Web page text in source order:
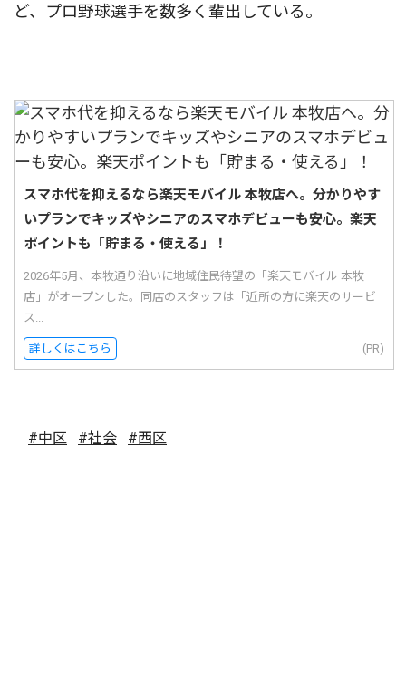
ど、プロ野球選手を数多く輩出している。
スマホ代を抑えるなら楽天モバイル 本牧店へ。分かりやす
いプランでキッズやシニアのスマホデビューも安心。楽天
ポイントも「貯まる・使える」！
2026年5月、本牧通り沿いに地域住民待望の「楽天モバイル 本牧
店」がオープンした。同店のスタッフは「近所の方に楽天のサービ
ス...
詳しくはこちら (PR)
#中区 #社会 #西区